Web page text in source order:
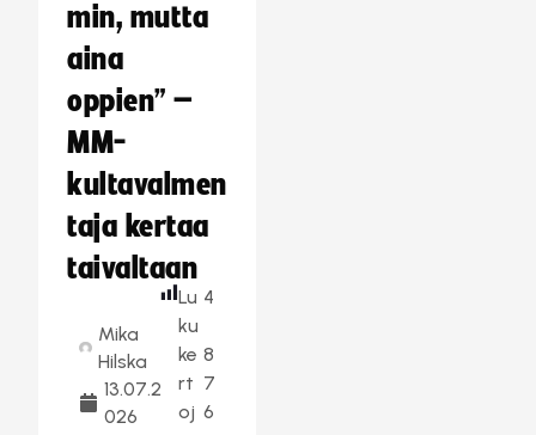
min, mutta
aina
oppien” –
MM-
kultavalmen
taja kertaa
taivaltaan
Mika
Hilska
13.07.2
026
Lu
ku
ke
rt
oj
4
8
7
6